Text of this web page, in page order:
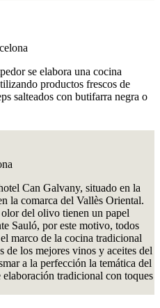
se elabora una cocina
productos frescos de
salteados con butifarra negra o
Can Galvany, situado en la
la comarca del Vallès Oriental.
del olivo tienen un papel
Sauló, por este motivo, todos
marco de la cocina tradicional
de los mejores vinos y aceites del
a la perfección la temática del
elaboración tradicional con toques